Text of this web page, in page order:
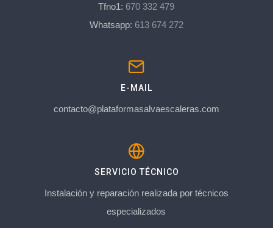
Tfno1: 670 332 479
Whatsapp: 613 674 272
E-MAIL
contacto@plataformasalvaescaleras.com
SERVICIO TÉCNICO
Instalación y reparación realizada por técnicos
especializados